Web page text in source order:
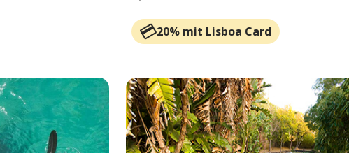
20% mit Lisboa Card